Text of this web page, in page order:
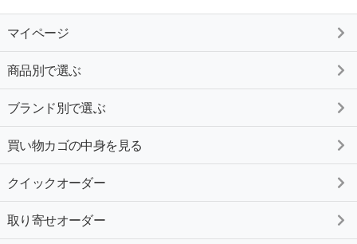
マイページ
商品別で選ぶ
ブランド別で選ぶ
買い物カゴの中身を見る
クイックオーダー
取り寄せオーダー